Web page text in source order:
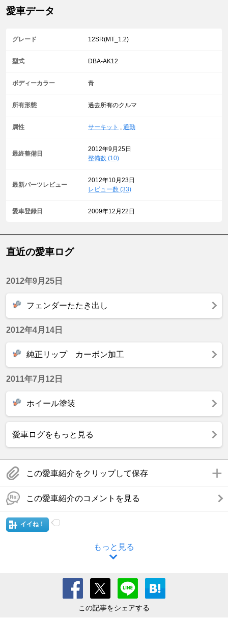
愛車データ
グレード 12SR(MT_1.2)
型式 DBA-AK12
ボディーカラー 青
所有形態 過去所有のクルマ
属性 サーキット , 通勤
最終整備日
2012年9月25日
整備数 (10)
最新パーツレビュー
2012年10月23日
レビュー数 (33)
愛車登録日 2009年12月22日
直近の愛車ログ
2012年9月25日
フェンダーたたき出し
2012年4月14日
純正リップ カーボン加工
2011年7月12日
ホイール塗装
愛車ログをもっと見る
この愛車紹介をクリップして保存
この愛車紹介のコメントを見る
イイね！
もっと見る
この記事をシェアする